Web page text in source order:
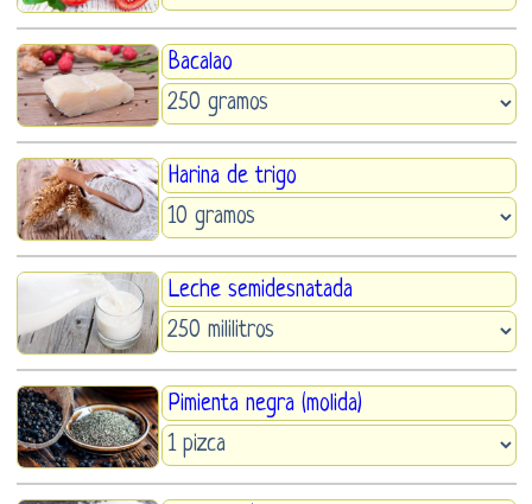
Bacalao
Harina de trigo
Leche semidesnatada
Pimienta negra (molida)